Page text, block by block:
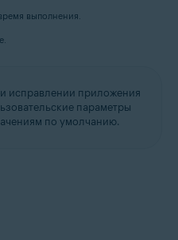
выполнения.
исправлении приложения
параметры
по умолчанию.